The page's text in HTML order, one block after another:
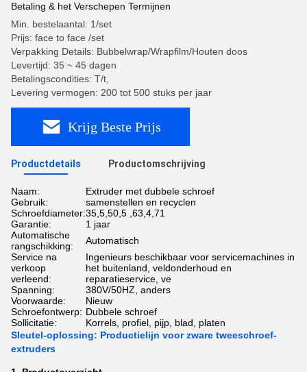
Betaling & het Verschepen Termijnen
Min. bestelaantal: 1/set
Prijs: face to face /set
Verpakking Details: Bubbelwrap/Wrapfilm/Houten doos
Levertijd: 35 ~ 45 dagen
Betalingscondities: T/t,
Levering vermogen: 200 tot 500 stuks per jaar
Krijg Beste Prijs
Productdetails Productomschrijving
Naam:
Extruder met dubbele schroef
Gebruik:
samenstellen en recyclen
Schroefdiameter:35,5,50,5 ,63,4,71
Garantie:
1 jaar
Automatische
rangschikking:
Automatisch
Service na
verkoop
verleend:
Ingenieurs beschikbaar voor servicemachines in
het buitenland, veldonderhoud en
reparatieservice, ve
Spanning:
380V/50HZ, anders
Voorwaarde:
Nieuw
Schroefontwerp: Dubbele schroef
Sollicitatie:
Korrels, profiel, pijp, blad, platen
Sleutel-oplossing: Productielijn voor zware tweeschroef-
extruders